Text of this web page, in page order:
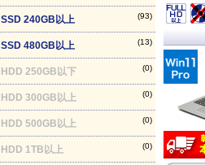
SSD 240GB以上 (93)
SSD 480GB以上 (13)
HDD 250GB以下 (0)
HDD 300GB以上 (0)
HDD 500GB以上 (0)
HDD 1TB以上 (0)